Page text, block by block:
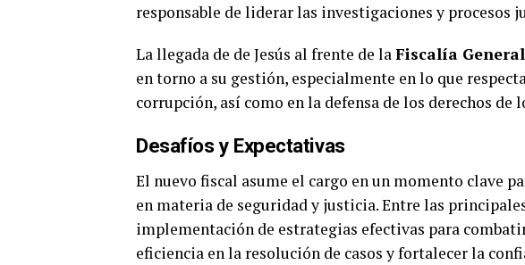
responsable de liderar las investigaciones y procesos
La llegada de de Jesús al frente de laFiscalía
en torno a su gestión, especialmente en lo que
corrupción, así como en la defensa de los derechos de
Desafíos y Expectativas
El nuevo fiscal asume el cargo en un momento clave
en materia de seguridad y justicia. Entre las
implementación de estrategias efectivas para
eficiencia en la resolución de casos y fortalecer la